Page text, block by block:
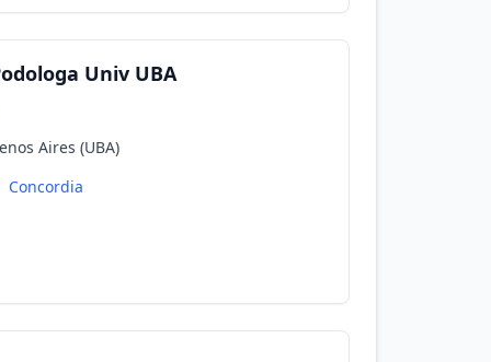
Univ UBA
Aires (UBA)
Concordia